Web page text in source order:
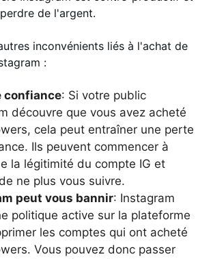
de l'argent.
inconvénients liés à l'achat de
:
confiance: Si votre public
découvre que vous avez acheté
cela peut entraîner une perte
Ils peuvent commencer à
la légitimité du compte IG et
ne plus vous suivre.
peut vous bannir: Instagram
politique active sur la plateforme
les comptes qui ont acheté
Vous pouvez donc passer